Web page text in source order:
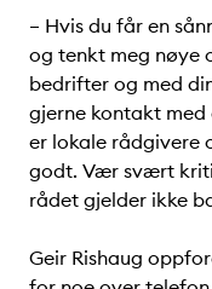
– Hvis du får en
og tenkt meg nøye
bedrifter og med
gjerne kontakt med
er lokale rådgivere
godt. Vær svært
rådet gjelder ikke
Geir Rishaug